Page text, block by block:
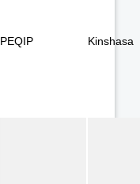
PEQIP Kinshasa